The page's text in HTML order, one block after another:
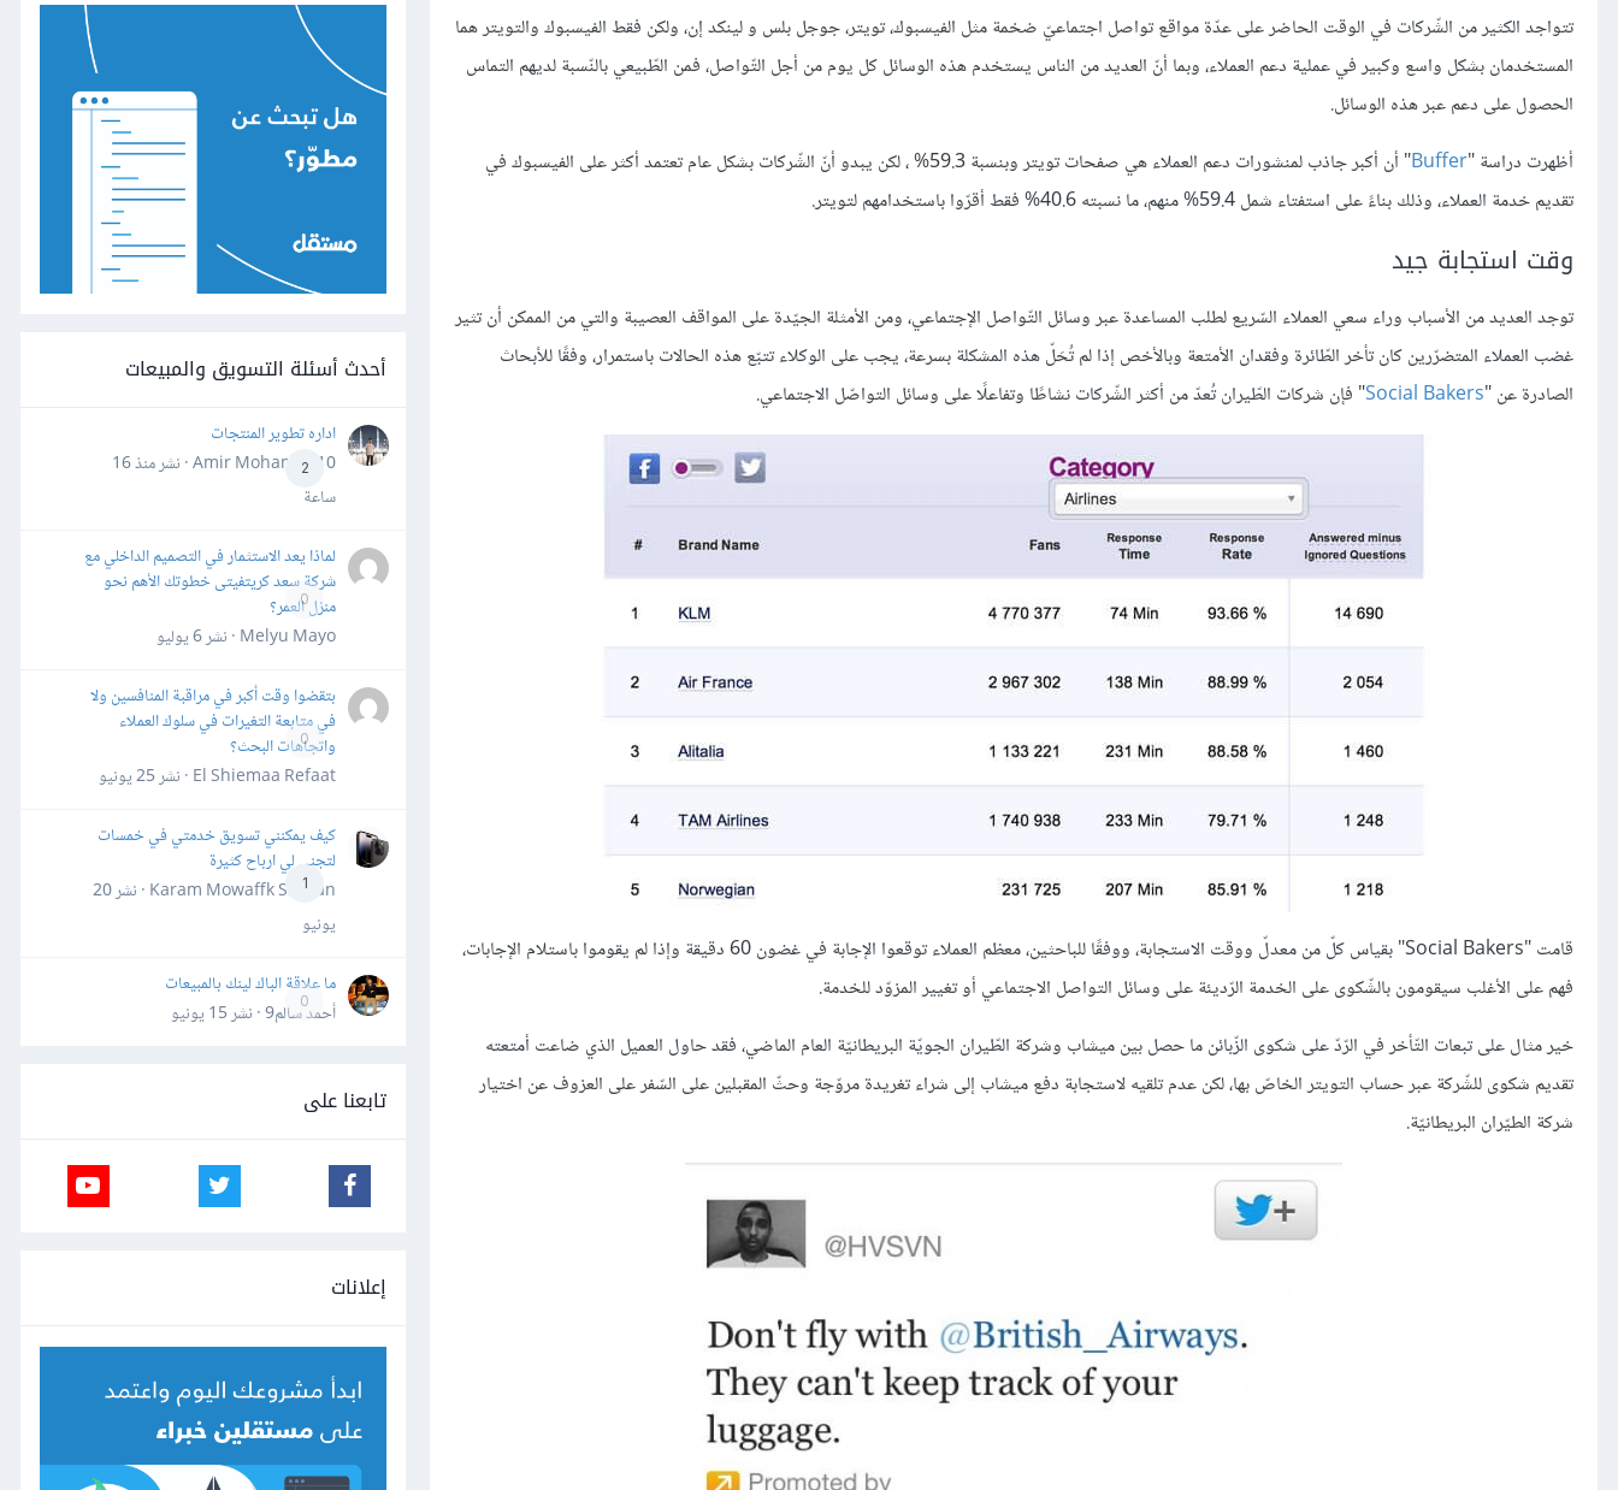
تتواجد الكثير من الشّركات في الوقت الحاضر على عدّة مواقع تواصل اجتماعيّ ضخمة مثل الفيسبوك، تويتر، جوجل بلس و لينكد إن، ولكن فقط الفيسبوك والتويتر هما
المستخدمان بشكل واسع وكبير في عملية دعم العملاء، وبما أنّ العديد من الناس يستخدم هذه الوسائل كل يوم من أجل التّواصل، فمن الطّبيعي بالنّسبة لديهم التماس
الحصول على دعم عبر هذه الوسائل.
أظهرت دراسة "Buffer
" أن أكبر جاذب لمنشورات دعم العملاء هي صفحات تويتر وبنسبة 59.3% ، لكن يبدو أنّ الشّركات بشكل عام تعتمد أكثر على الفيسبوك في
تقديم خدمة العملاء، وذلك بناءً على استفتاء شمل 59.4% منهم، ما نسبته 40.6% فقط أقرّوا باستخدامهم لتويتر.
وقت استجابة جيد
توجد العديد من الأسباب وراء سعي العملاء السّريع لطلب المساعدة عبر وسائل التّواصل الإجتماعي، ومن الأمثلة الجيّدة على المواقف العصيبة والتي من الممكن أن تثير
غضب العملاء المتضرّرين كان تأخر الطّائرة وفقدان الأمتعة وبالأخص إذا لم تُحَلّ هذه المشكلة بسرعة، يجب على الوكلاء تتبّع هذه الحالات باستمرار، وفقًا للأبحاث
الصادرة عن "Social Bakers" فإن شركات الطّيران تُعدّ من أكثر الشّركات نشاطًا وتفاعلًا على وسائل التواصّل الاجتماعي.
قامت "Social Bakers" بقياس كلّ من معدلّ ووقت الاستجابة، ووفقًا للباحثين، معظم العملاء توقعوا الإجابة في غضون 60 دقيقة وإذا لم يقوموا باستلام الإجابات،
فهم على الأغلب سيقومون بالشّكوى على الخدمة الرّديئة على وسائل التواصل الاجتماعي أو تغيير المزوّد للخدمة.
خير مثال على تبعات التّأخر في الرّدّ على شكوى الزّبائن ما حصل بين ميشاب وشركة الطّيران الجويّة البريطانيّة العام الماضي، فقد حاول العميل الذي ضاعت أمتعته
تقديم شكوى للشّركة عبر حساب التويتر الخاصّ بها، لكن عدم تلقيه لاستجابة دفع ميشاب إلى شراء تغريدة مروّجة وحثّ المقبلين على السّفر على العزوف عن اختيار
شركة الطيّران البريطانيّة.
أحدث أسئلة التسويق والمبيعات
2
اداره تطوير المنتجات
Amir Mohamed10 · نشر
منذ 16
ساعة
0
لماذا يعد الاستثمار في التصميم الداخلي مع
شركة سعد كريتفيتى خطوتك الأهم نحو
منزل العمر؟
Melyu Mayo · نشر
6 يوليو
0
بتقضوا وقت أكبر في مراقبة المنافسين ولا
في متابعة التغيرات في سلوك العملاء
واتجاهات البحث؟
El Shiemaa Refaat · نشر
25 يونيو
1
كيف يمكنني تسويق خدمتي في خمسات
لتجني لي ارباح كثيرة
Karam Mowaffk Sarhan · نشر
20
يونيو
0
ما علاقة الباك لينك بالمبيعات
أحمد سالم9 · نشر
15 يونيو
تابعنا على
إعلانات